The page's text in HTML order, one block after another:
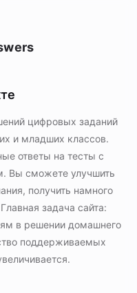
цифровых заданий
и младших классов.
ответы на тесты с
Вы сможете улучшить
получить намного
задача сайта:
в решении домашнего
поддерживаемых